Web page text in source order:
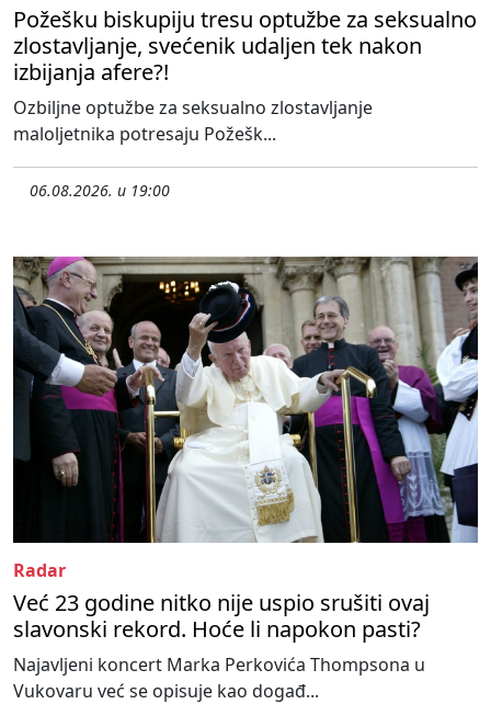
Požešku biskupiju tresu optužbe za seksualno
zlostavljanje, svećenik udaljen tek nakon
izbijanja afere?!
Ozbiljne optužbe za seksualno zlostavljanje
maloljetnika potresaju Požešk...
06.08.2026. u 19:00
Radar
Već 23 godine nitko nije uspio srušiti ovaj
slavonski rekord. Hoće li napokon pasti?
Najavljeni koncert Marka Perkovića Thompsona u
Vukovaru već se opisuje kao događ...